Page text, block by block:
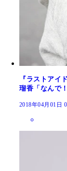
『ラストアイ
瑠香「なんで
2018年04月01日